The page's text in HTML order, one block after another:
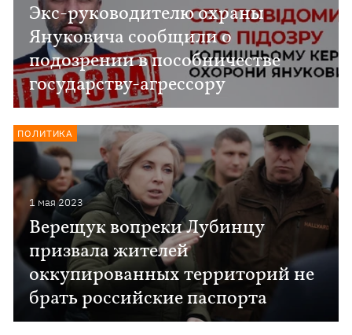
Экс-руководителю охраны
Януковича сообщили о
подозрении в пособничестве
государству-агрессору
1 мая 2023
Верещук вопреки Лубинцу
призвала жителей
оккупированных территорий не
брать российские паспорта
ПОЛИТИКА